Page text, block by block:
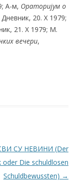
А-м, Ораторијум о
Дневник, 20. X 1979;
21. X 1979; М.
вечери,
СУ НЕВИНИ (Der
oder Die schuldlosen
Schuldbewussten) →